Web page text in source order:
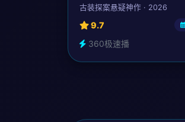
古装探案悬疑神作 · 2026
9.7
360极速播